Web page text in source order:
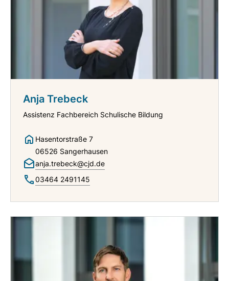
Anja Trebeck
Assistenz Fachbereich Schulische Bildung
Hasentorstraße 7
06526 Sangerhausen
anja.trebeck@cjd.de
03464 2491145